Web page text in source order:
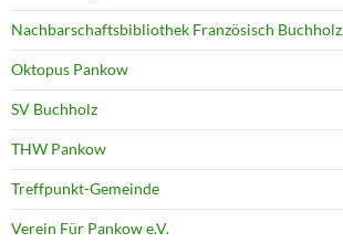
Nachbarschaftsbibliothek Französisch Buchholz
Oktopus Pankow
SV Buchholz
THW Pankow
Treffpunkt-Gemeinde
Verein Für Pankow e.V.